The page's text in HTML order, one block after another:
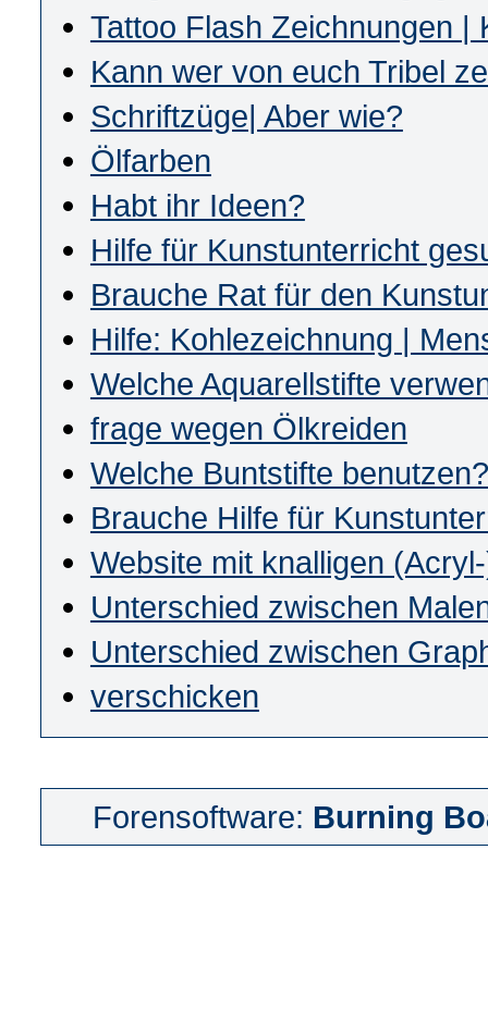
Tattoo Flash Zeichnungen |
Kann wer von euch Tribel
Schriftzüge| Aber wie?
Ölfarben
Habt ihr Ideen?
Hilfe für Kunstunterricht
Brauche Rat für den
Hilfe: Kohlezeichnung |
Welche Aquarellstifte
frage wegen Ölkreiden
Welche Buntstifte benutzen?
Brauche Hilfe für
Website mit knalligen
Unterschied zwischen
Unterschied zwischen
verschicken
Forensoftware: Burning